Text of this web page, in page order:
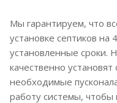
Мы гарантируем, что
установке септиков
установленные сроки.
качественно
необходимые
работу системы, чтобы